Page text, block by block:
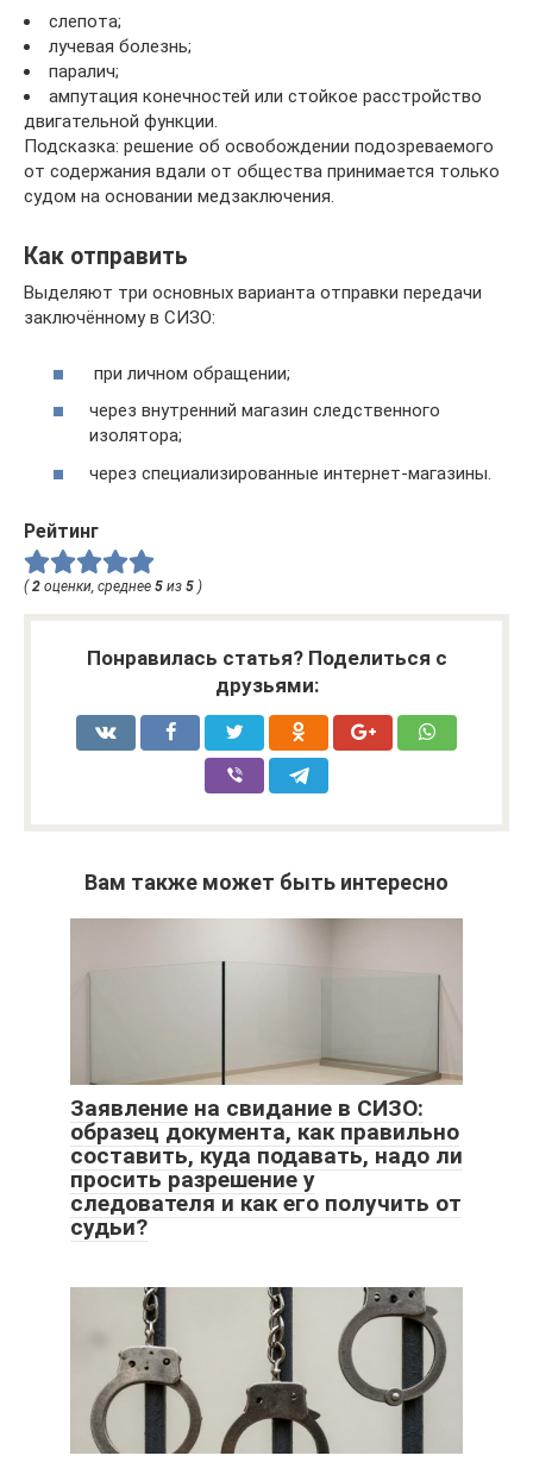
слепота;
лучевая болезнь;
паралич;
ампутация конечностей или стойкое расстройство
двигательной функции.
Подсказка: решение об освобождении подозреваемого
от содержания вдали от общества принимается только
судом на основании медзаключения.
Как отправить
Выделяют три основных варианта отправки передачи
заключённому в СИЗО:
при личном обращении;
через внутренний магазин следственного
изолятора;
через специализированные интернет-магазины.
Рейтинг
( 2 оценки, среднее 5 из 5 )
Понравилась статья? Поделиться с
друзьями:
Вам также может быть интересно
Заявление на свидание в СИЗО:
образец документа, как правильно
составить, куда подавать, надо ли
просить разрешение у
следователя и как его получить от
судьи?